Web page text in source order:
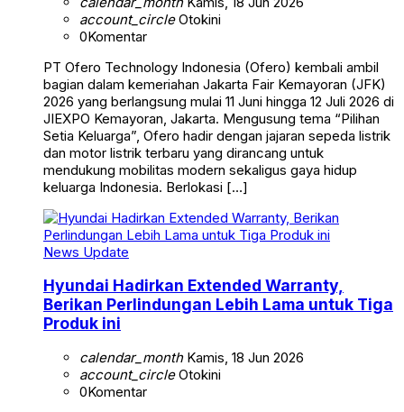
account_circleOtokini
0Komentar
PT Ofero Technology Indonesia (Ofero) kembali ambil
bagian dalam kemeriahan Jakarta Fair Kemayoran (JFK)
2026 yang berlangsung mulai 11 Juni hingga 12 Juli 2026 di
JIEXPO Kemayoran, Jakarta. Mengusung tema “Pilihan
Setia Keluarga”, Ofero hadir dengan jajaran sepeda listrik
dan motor listrik terbaru yang dirancang untuk
mendukung mobilitas modern sekaligus gaya hidup
keluarga Indonesia. Berlokasi […]
News Update
Hyundai Hadirkan Extended Warranty,
Berikan Perlindungan Lebih Lama untuk Tiga
Produk ini
calendar_monthKamis, 18 Jun 2026
account_circleOtokini
0Komentar